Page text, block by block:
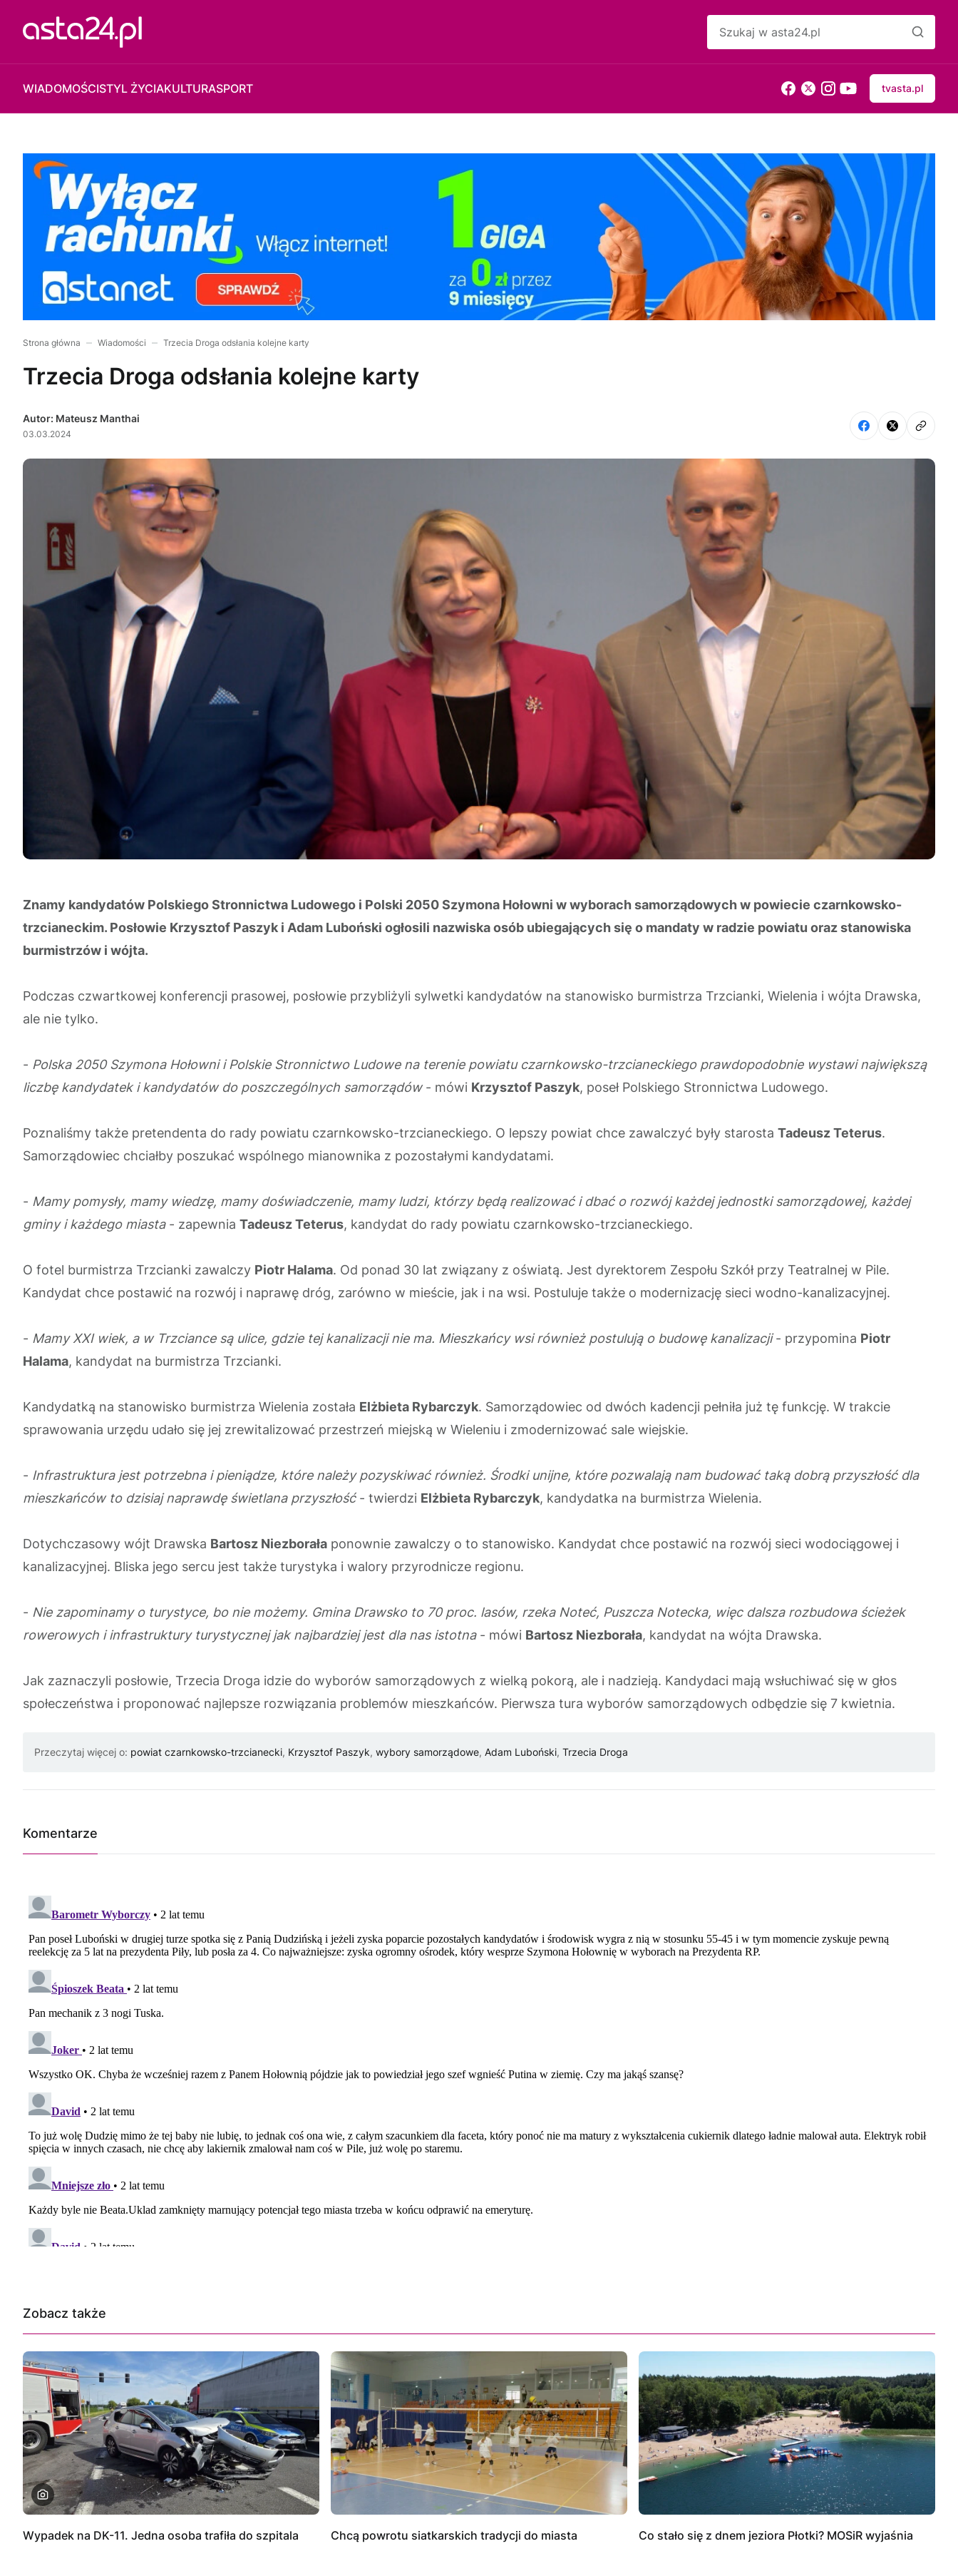
WIADOMOŚCISTYL ŻYCIAKULTURASPORT tvasta.pl
Strona główna Wiadomości Trzecia Droga odsłania kolejne karty
Trzecia Droga odsłania kolejne karty
Autor: Mateusz Manthai
03.03.2024
Znamy kandydatów Polskiego Stronnictwa Ludowego i Polski 2050 Szymona Hołowni w wyborach samorządowych w powiecie czarnkowsko-
trzcianeckim. Posłowie Krzysztof Paszyk i Adam Luboński ogłosili nazwiska osób ubiegających się o mandaty w radzie powiatu oraz stanowiska
burmistrzów i wójta.
Podczas czwartkowej konferencji prasowej, posłowie przybliżyli sylwetki kandydatów na stanowisko burmistrza Trzcianki, Wielenia i wójta Drawska,
ale nie tylko.
- Polska 2050 Szymona Hołowni i Polskie Stronnictwo Ludowe na terenie powiatu czarnkowsko-trzcianeckiego prawdopodobnie wystawi największą
liczbę kandydatek i kandydatów do poszczególnych samorządów- mówi Krzysztof Paszyk, poseł Polskiego Stronnictwa Ludowego.
Poznaliśmy także pretendenta do rady powiatu czarnkowsko-trzcianeckiego. O lepszy powiat chce zawalczyć były starosta Tadeusz Teterus.
Samorządowiec chciałby poszukać wspólnego mianownika z pozostałymi kandydatami.
- Mamy pomysły, mamy wiedzę, mamy doświadczenie, mamy ludzi, którzy będą realizować i dbać o rozwój każdej jednostki samorządowej, każdej
gminy i każdego miasta- zapewnia Tadeusz Teterus, kandydat do rady powiatu czarnkowsko-trzcianeckiego.
O fotel burmistrza Trzcianki zawalczy Piotr Halama. Od ponad 30 lat związany z oświatą. Jest dyrektorem Zespołu Szkół przy Teatralnej w Pile.
Kandydat chce postawić na rozwój i naprawę dróg, zarówno w mieście, jak i na wsi. Postuluje także o modernizację sieci wodno-kanalizacyjnej.
- Mamy XXI wiek, a w Trzciance są ulice, gdzie tej kanalizacji nie ma. Mieszkańcy wsi również postulują o budowę kanalizacji- przypomina Piotr
Halama, kandydat na burmistrza Trzcianki.
Kandydatką na stanowisko burmistrza Wielenia została Elżbieta Rybarczyk. Samorządowiec od dwóch kadencji pełniła już tę funkcję. W trakcie
sprawowania urzędu udało się jej zrewitalizować przestrzeń miejską w Wieleniu i zmodernizować sale wiejskie.
- Infrastruktura jest potrzebna i pieniądze, które należy pozyskiwać również. Środki unijne, które pozwalają nam budować taką dobrą przyszłość dla
mieszkańców to dzisiaj naprawdę świetlana przyszłość- twierdzi Elżbieta Rybarczyk, kandydatka na burmistrza Wielenia.
Dotychczasowy wójt Drawska Bartosz Niezborała ponownie zawalczy o to stanowisko. Kandydat chce postawić na rozwój sieci wodociągowej i
kanalizacyjnej. Bliska jego sercu jest także turystyka i walory przyrodnicze regionu.
- Nie zapominamy o turystyce, bo nie możemy. Gmina Drawsko to 70 proc. lasów, rzeka Noteć, Puszcza Notecka, więc dalsza rozbudowa ścieżek
rowerowych i infrastruktury turystycznej jak najbardziej jest dla nas istotna- mówi Bartosz Niezborała, kandydat na wójta Drawska.
Jak zaznaczyli posłowie, Trzecia Droga idzie do wyborów samorządowych z wielką pokorą, ale i nadzieją. Kandydaci mają wsłuchiwać się w głos
społeczeństwa i proponować najlepsze rozwiązania problemów mieszkańców. Pierwsza tura wyborów samorządowych odbędzie się 7 kwietnia.
Przeczytaj więcej o: powiat czarnkowsko-trzcianecki, Krzysztof Paszyk, wybory samorządowe, Adam Luboński, Trzecia Droga
Komentarze
Zobacz także
Wypadek na DK-11. Jedna osoba trafiła do szpitala Chcą powrotu siatkarskich tradycji do miasta Co stało się z dnem jeziora Płotki? MOSiR wyjaśnia